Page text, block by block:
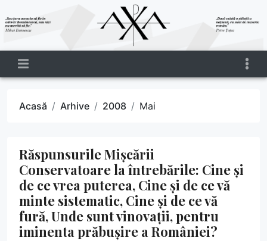
Acasă Arhive 2008 Mai
Răspunsurile Mișcării
Conservatoare la întrebările: Cine și
de ce vrea puterea, Cine și de ce vă
minte sistematic, Cine și de ce vă
fură, Unde sunt vinovații, pentru
iminenta prăbușire a României?